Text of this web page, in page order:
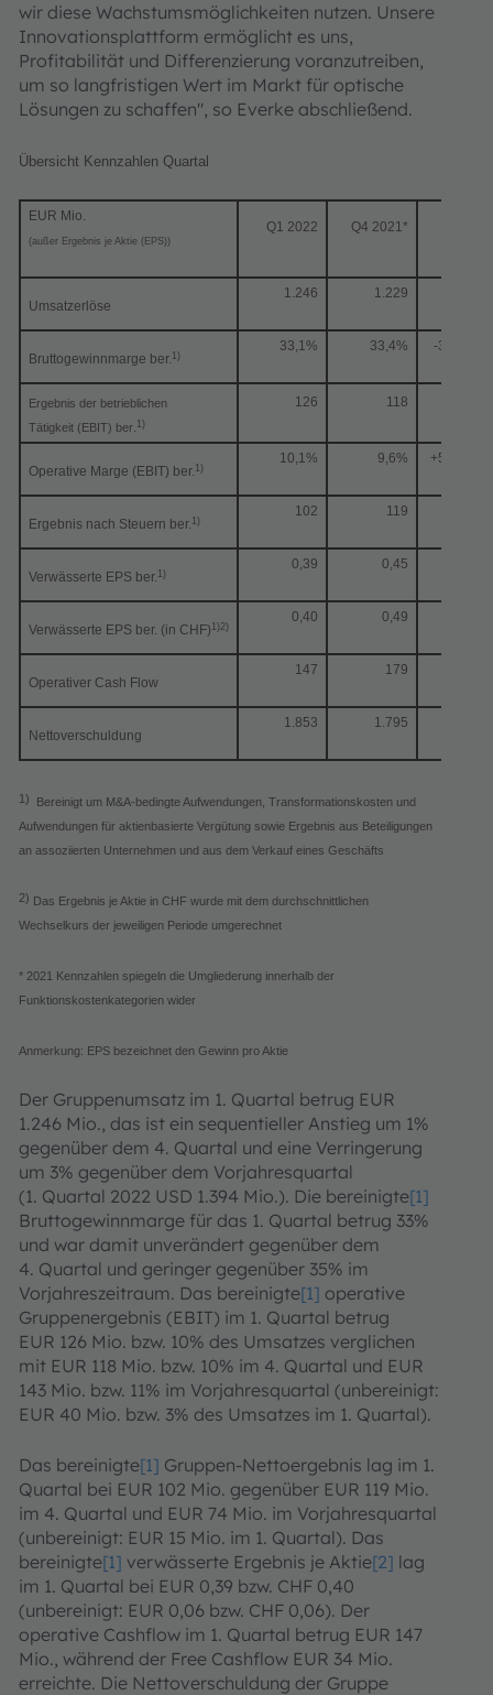
wir diese Wachstumsmöglichkeiten nutzen. Unsere
Innovationsplattform ermöglicht es uns,
Profitabilität und Differenzierung voranzutreiben,
um so langfristigen Wert im Markt für optische
Lösungen zu schaffen", so Everke abschließend.
Übersicht Kennzahlen Quartal
EUR Mio.
(außer Ergebnis je Aktie (EPS))
Q1 2022 Q4 2021*
Umsatzerlöse
1.246 1.229
Bruttogewinnmarge ber. 1)
33,1% 33,4% -30 bps
Ergebnis der betrieblichen
Tätigkeit (EBIT) ber. 1)
126 118
Operative Marge (EBIT) ber. 1)
10,1% 9,6% +50 bps
Ergebnis nach Steuern ber. 1)
102 119
Verwässerte EPS ber. 1)
0,39 0,45
Verwässerte EPS ber. (in CHF) 1)2)
0,40 0,49
Operativer Cash Flow
147 179
Nettoverschuldung
1.853 1.795
1) Bereinigt um M&A-bedingte Aufwendungen, Transformationskosten und
Aufwendungen für aktienbasierte Vergütung sowie Ergebnis aus Beteiligungen
an assoziierten Unternehmen und aus dem Verkauf eines Geschäfts
2) Das Ergebnis je Aktie in CHF wurde mit dem durchschnittlichen
Wechselkurs der jeweiligen Periode umgerechnet
* 2021 Kennzahlen spiegeln die Umgliederung innerhalb der
Funktionskostenkategorien wider
Anmerkung: EPS bezeichnet den Gewinn pro Aktie
Der Gruppenumsatz im 1. Quartal betrug EUR
1.246 Mio., das ist ein sequentieller Anstieg um 1%
gegenüber dem 4. Quartal und eine Verringerung
um 3% gegenüber dem Vorjahresquartal
(1. Quartal 2022 USD 1.394 Mio.). Die bereinigte[1]
Bruttogewinnmarge für das 1. Quartal betrug 33%
und war damit unverändert gegenüber dem
4. Quartal und geringer gegenüber 35% im
Vorjahreszeitraum. Das bereinigte[1] operative
Gruppenergebnis (EBIT) im 1. Quartal betrug
EUR 126 Mio. bzw. 10% des Umsatzes verglichen
mit EUR 118 Mio. bzw. 10% im 4. Quartal und EUR
143 Mio. bzw. 11% im Vorjahresquartal (unbereinigt:
EUR 40 Mio. bzw. 3% des Umsatzes im 1. Quartal).
Das bereinigte[1] Gruppen-Nettoergebnis lag im 1.
Quartal bei EUR 102 Mio. gegenüber EUR 119 Mio.
im 4. Quartal und EUR 74 Mio. im Vorjahresquartal
(unbereinigt: EUR 15 Mio. im 1. Quartal). Das
bereinigte[1] verwässerte Ergebnis je Aktie[2] lag
im 1. Quartal bei EUR 0,39 bzw. CHF 0,40
(unbereinigt: EUR 0,06 bzw. CHF 0,06). Der
operative Cashflow im 1. Quartal betrug EUR 147
Mio., während der Free Cashflow EUR 34 Mio.
erreichte. Die Nettoverschuldung der Gruppe